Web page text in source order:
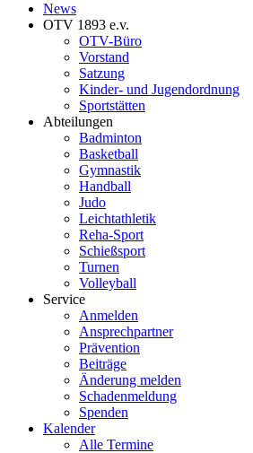
News
OTV 1893 e.v.
OTV-Büro
Vorstand
Satzung
Kinder- und Jugendordnung
Sportstätten
Abteilungen
Badminton
Basketball
Gymnastik
Handball
Judo
Leichtathletik
Reha-Sport
Schießsport
Turnen
Volleyball
Service
Anmelden
Ansprechpartner
Prävention
Beiträge
Änderung melden
Schadenmeldung
Spenden
Kalender
Alle Termine